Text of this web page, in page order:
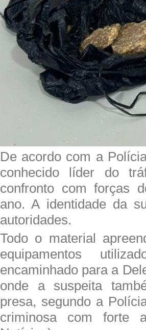
De acordo com a
conhecido líder do
confronto com forças
ano. A identidade da
autoridades.
Todo o material
equipamentos
encaminhado para a
onde a suspeita
presa, segundo a
criminosa com forte